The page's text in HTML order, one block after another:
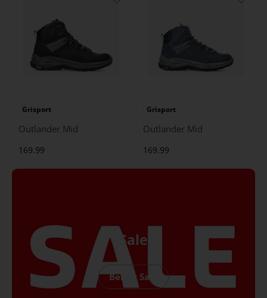
Grisport
Outlander Mid
169.99
Grisport
Outlander Mid
169.99
Sale
Bekijk Sale